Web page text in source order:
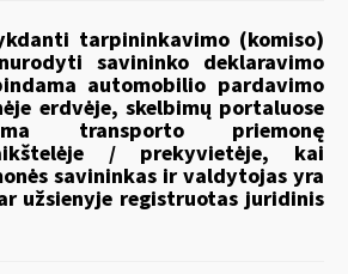
tarpininkavimo (komiso)
savininko deklaravimo
automobilio pardavimo
erdvėje, skelbimų portaluose
transporto priemonę
/ prekyvietėje, kai
savininkas ir valdytojas yra
užsienyje registruotas juridinis